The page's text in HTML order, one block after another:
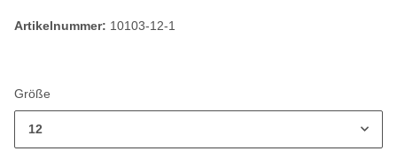
Artikelnummer: 10103-12-1
Größe
12